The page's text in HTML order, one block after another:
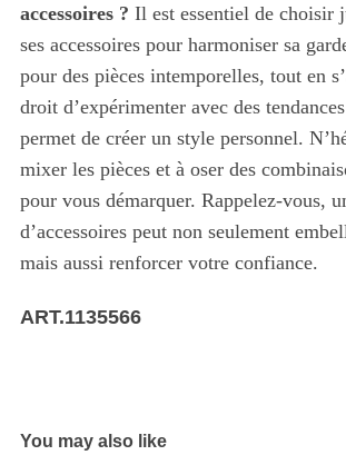
accessoires ? Il est essentiel de choisir
ses accessoires pour harmoniser sa
pour des pièces intemporelles, tout en
droit d’expérimenter avec des
permet de créer un style personnel.
mixer les pièces et à oser des
pour vous démarquer. Rappelez-vous,
d’accessoires peut non seulement
mais aussi renforcer votre confiance.
ART.1135566
You may also like